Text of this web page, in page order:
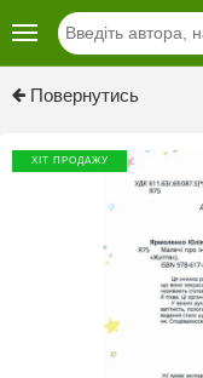
Повернутись
ХІТ ПРОДАЖУ